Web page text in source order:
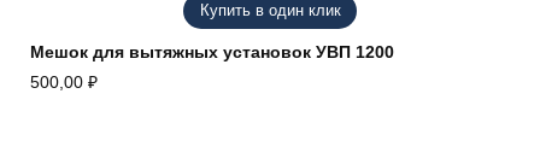
Купить в один клик
Мешок для вытяжных установок УВП 1200
500,00 ₽